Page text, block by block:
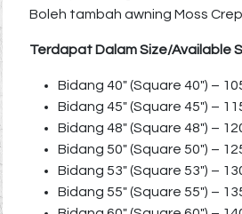
Boleh tambah awning Moss
Terdapat Dalam Size/Available
Bidang 40″ (Square 40″) –
Bidang 45″ (Square 45″) –
Bidang 48″ (Square 48″) –
Bidang 50″ (Square 50″) –
Bidang 53″ (Square 53″) –
Bidang 55″ (Square 55″) –